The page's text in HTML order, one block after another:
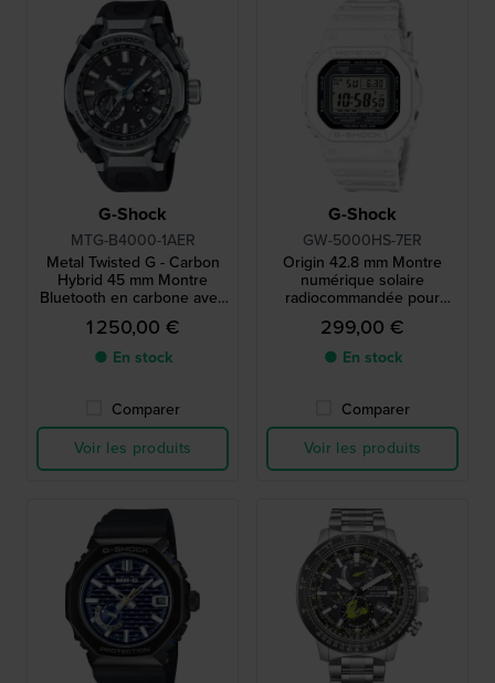
G-Shock
MTG-B4000-1AER
Metal Twisted G - Carbon
Hybrid 45 mm Montre
Bluetooth en carbone avec
cadre de conception
unique assisté par l'IA
1 250,00 €
● En stock
Comparer
Voir les produits
G-Shock
GW-5000HS-7ER
Origin 42.8 mm Montre
numérique solaire
radiocommandée pour
homme
299,00 €
● En stock
Comparer
Voir les produits